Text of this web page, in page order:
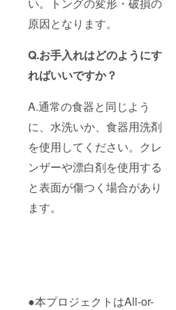
原因となります。
Q.お手入れはどのようにす
ればいいですか？
A.通常の食器と同じよう
に、水洗いか、食器用洗剤
を使用してください。クレ
ンザーや漂白剤を使用する
と表面が傷つく場合があり
ます。
●本プロジェクトはAll-or-